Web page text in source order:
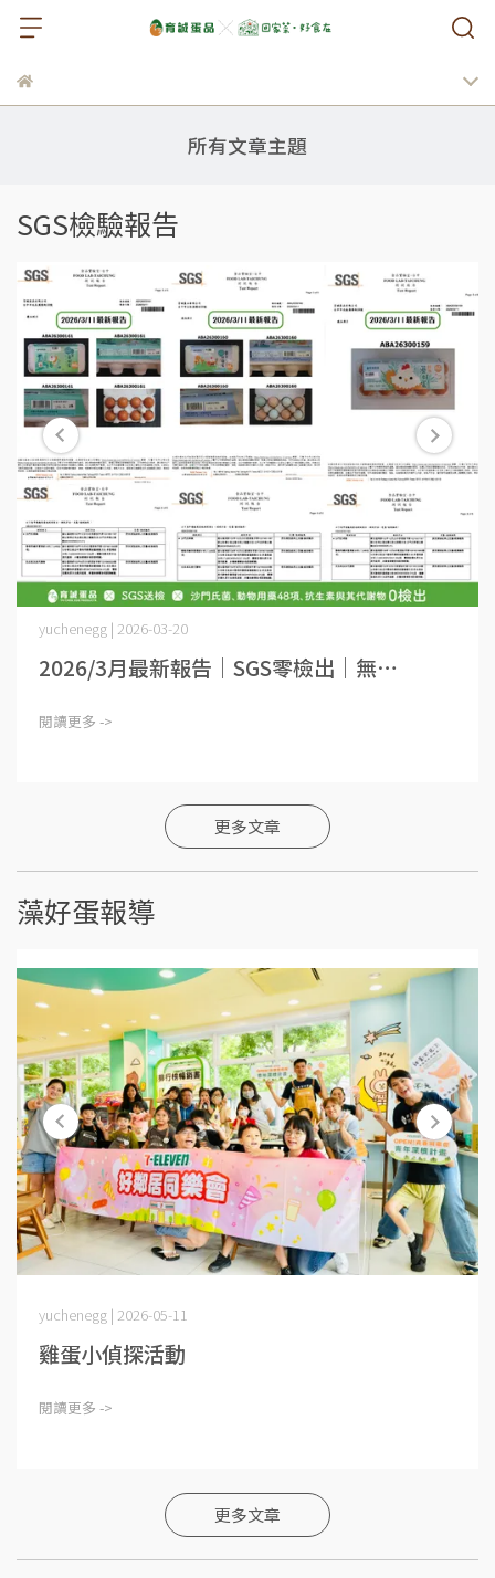
所有文章主題
SGS檢驗報告
yuchenegg | 2026-03-20
2026/3月最新報告｜SGS零檢出｜無⋯
閱讀更多 ->
更多文章
藻好蛋報導
yuchenegg | 2026-05-11
雞蛋小偵探活動
閱讀更多 ->
更多文章